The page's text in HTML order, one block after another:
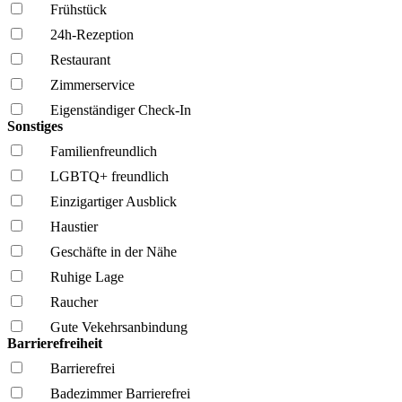
Frühstück
24h-Rezeption
Restaurant
Zimmerservice
Eigenständiger Check-In
Sonstiges
Familien­freundlich
LGBTQ+ freundlich
Einzigartiger Ausblick
Haustier
Geschäfte in der Nähe
Ruhige Lage
Raucher
Gute Vekehrsanbindung
Barrierefreiheit
Barrierefrei
Badezimmer Barrierefrei